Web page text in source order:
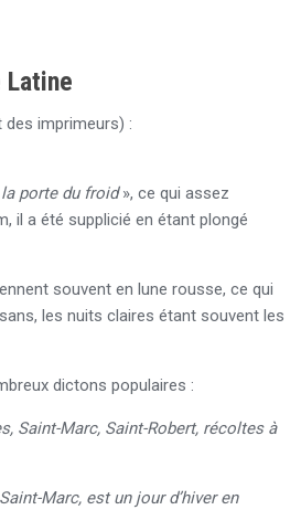
Latine
imprimeurs) :
porte du froid», ce qui assez
il a été supplicié en étant plongé
souvent en lune rousse, ce qui
les nuits claires étant souvent les
dictons populaires :
Saint-Marc, Saint-Robert, récoltes à
Marc, est un jour d’hiver en